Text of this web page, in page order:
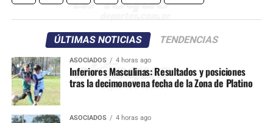
ÚLTIMAS NOTICIAS TENDENCIAS
ASOCIADOS 4 horas ago
Inferiores Masculinas: Resultados y posiciones
tras la decimonovena fecha de la Zona de Platino
ASOCIADOS 4 horas ago